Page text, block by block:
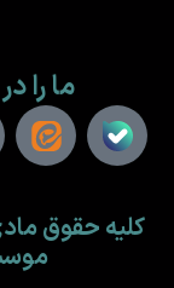
ما را
کلیه حقوق